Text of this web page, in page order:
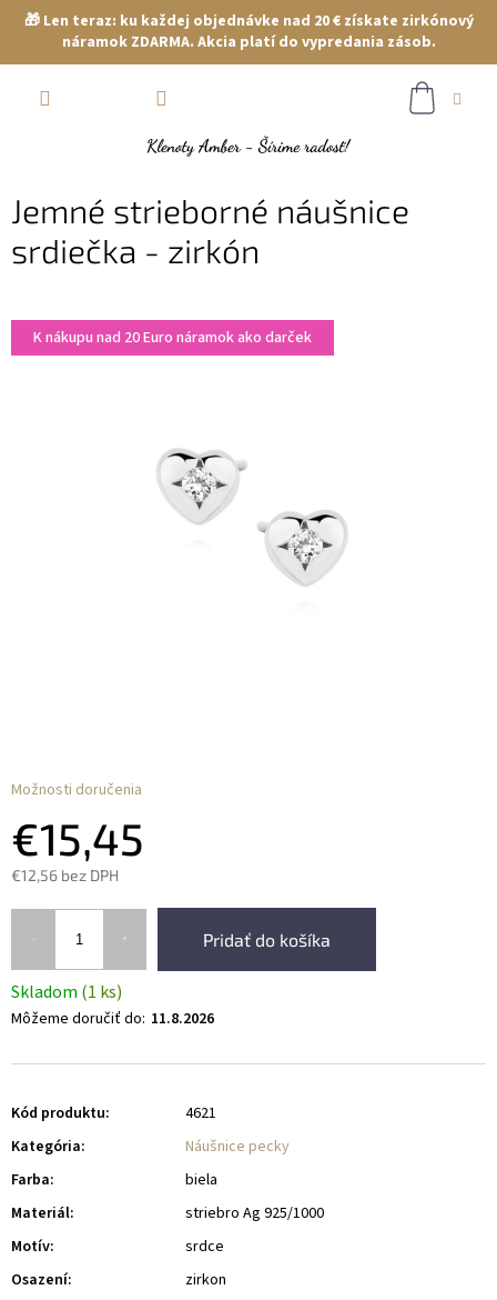
🎁 Len teraz: ku každej objednávke nad 20 € získate zirkónový
náramok ZDARMA. Akcia platí do vypredania zásob.
Jemné strieborné náušnice
srdiečka - zirkón
K nákupu nad 20 Euro náramok ako darček
€15,45
€12,56 bez DPH
Pridať do košíka
Skladom (1 ks)
Môžeme doručiť do: 11.8.2026
Možnosti doručenia
Kód produktu:
4621
Kategória:
Náušnice pecky
Farba:
biela
Materiál:
striebro Ag 925/1000
Motív:
srdce
Osazení:
zirkon